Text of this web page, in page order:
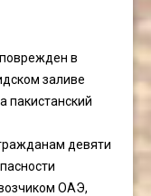
в
заливе
пакистанский
девяти
ОАЭ,